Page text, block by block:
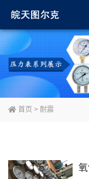
首页 > 耐震